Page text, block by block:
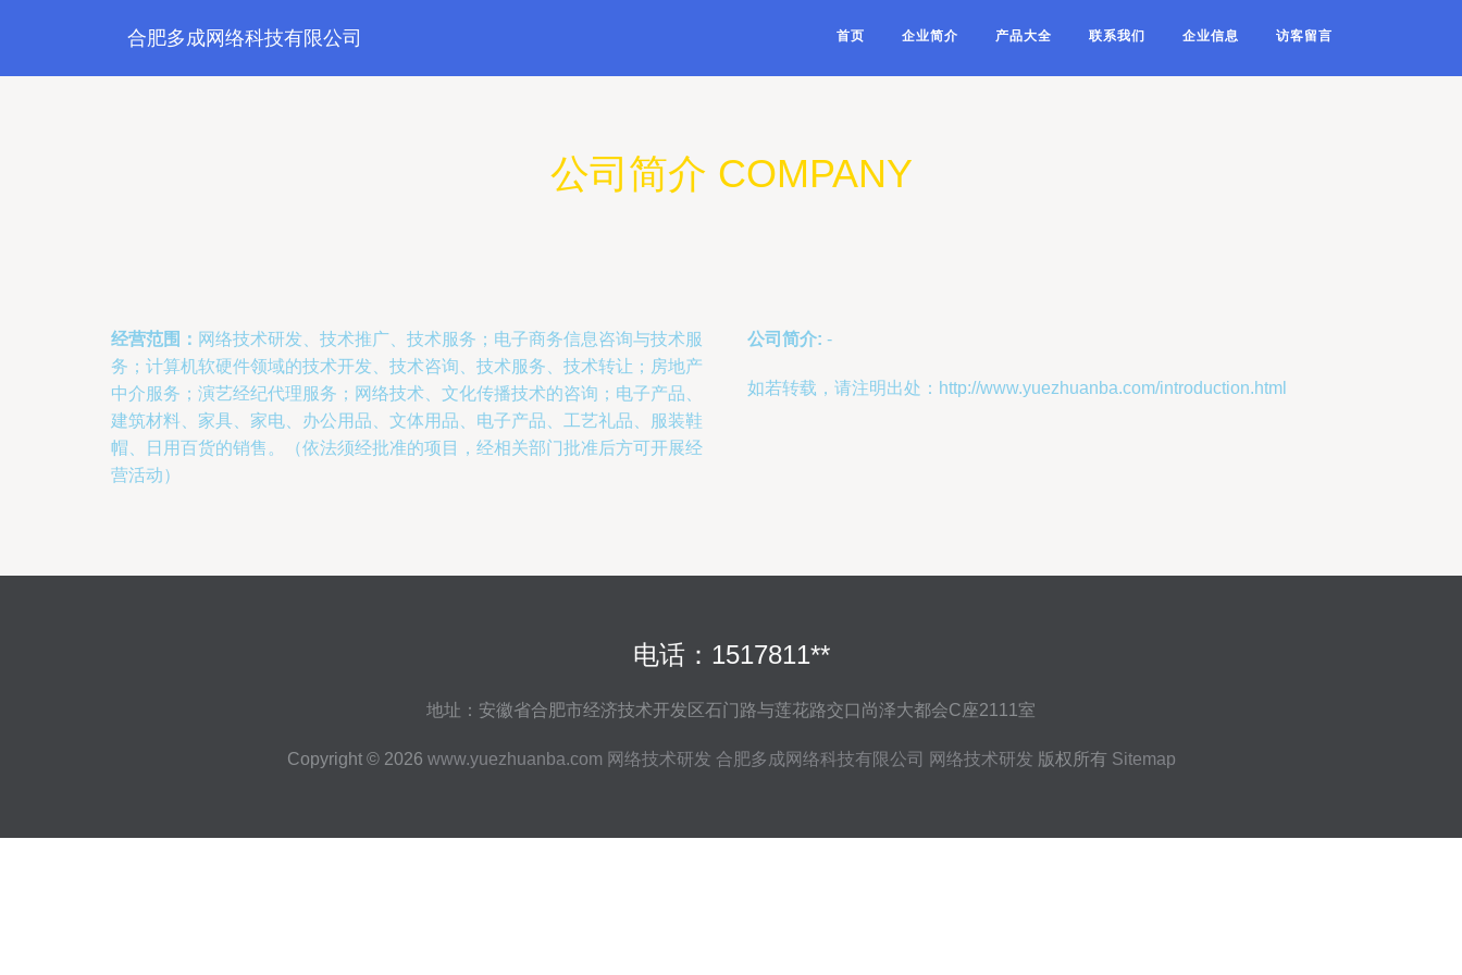
合肥多成网络科技有限公司 首页 企业简介 产品大全 联系我们 企业信息 访客留言
公司简介 COMPANY
经营范围： 网络技术研发、技术推广、技术服务；电子商务信息咨询与技术服
务；计算机软硬件领域的技术开发、技术咨询、技术服务、技术转让；房地产
中介服务；演艺经纪代理服务；网络技术、文化传播技术的咨询；电子产品、
建筑材料、家具、家电、办公用品、文体用品、电子产品、工艺礼品、服装鞋
帽、日用百货的销售。（依法须经批准的项目，经相关部门批准后方可开展经
营活动）
公司简介: -
如若转载，请注明出处：http://www.yuezhuanba.com/introduction.html
电话：1517811**
地址：安徽省合肥市经济技术开发区石门路与莲花路交口尚泽大都会C座2111室
Copyright © 2026 www.yuezhuanba.com 网络技术研发 合肥多成网络科技有限公司 网络技术研发 版权所有 Sitemap